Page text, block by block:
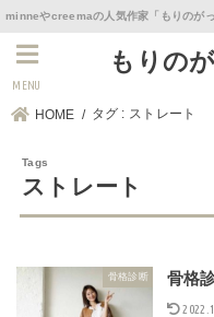
minneやcreemaの人気作家「もりのが
もりの
MENU
HOME タグ : ストレート
ストレート
骨格診断 骨格